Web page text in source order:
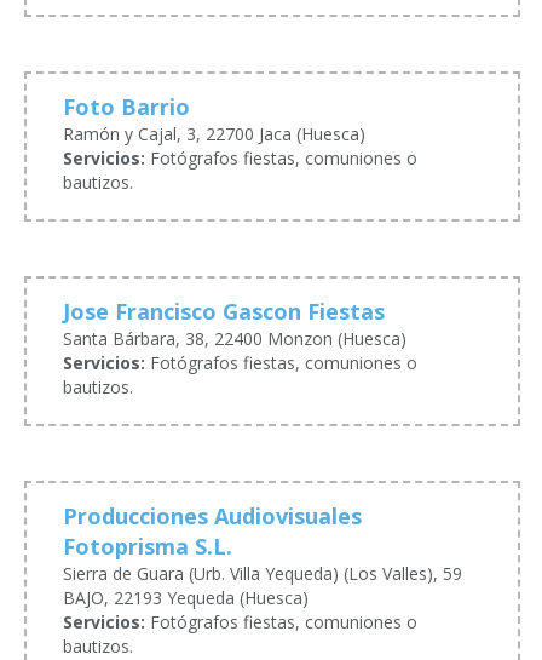
Foto Barrio
Ramón y Cajal, 3, 22700 Jaca (Huesca)
Servicios: Fotógrafos fiestas, comuniones o
bautizos.
Jose Francisco Gascon Fiestas
Santa Bárbara, 38, 22400 Monzon (Huesca)
Servicios: Fotógrafos fiestas, comuniones o
bautizos.
Producciones Audiovisuales
Fotoprisma S.L.
Sierra de Guara (Urb. Villa Yequeda) (Los Valles), 59
BAJO, 22193 Yequeda (Huesca)
Servicios: Fotógrafos fiestas, comuniones o
bautizos.